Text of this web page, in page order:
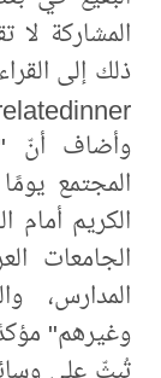
المشاركة
ذلك إلى
وأضاف أنّ
المجتمع
الكريم أمام
الجامعات
المدارس،
وغيرهم"
تُبثّ على